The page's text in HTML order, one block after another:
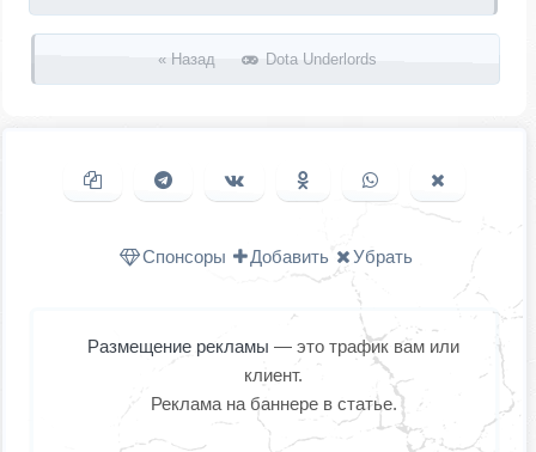
« Назад Dota Underlords
Копировать ссылкуПоделиться в Telegram
Поделиться ВКонтакте
Поделиться в
Одноклассниках
Поделиться в
WhatsAppв X
Спонсоры Добавить Убрать
Размещение рекламы — это трафик вам или
клиент.
Реклама на баннере в статье.